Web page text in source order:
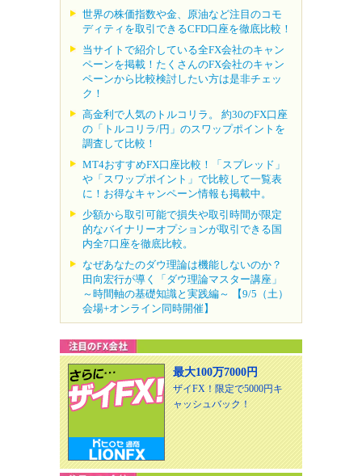
世界の株価指数や金、原油など注目のコモ
ディティを取引できるCFD口座を徹底比較！
当サイトで紹介している全FX会社のキャン
ペーンを掲載！たくさんのFX会社のキャン
ペーンから比較検討したい方は是非チェッ
ク！
高金利で人気のトルコリラ。 約30のFX口座
の「トルコリラ/円」のスワップポイントを
調査して比較！
MT4おすすめFX口座比較！「スプレッド」
や「スワップポイント」で比較して一覧表
に！お得なキャンペーン情報も掲載中。
少額から取引可能で損失や取引時間が限定
的なバイナリーオプションが取引できる国
内全7口座を徹底比較。
なぜあなたのダウ理論は機能しないのか？
田向宏行が導く「ダウ理論マスター講座」
～時間軸の基礎知識と実践編～ 【9/5（土）
会場+オンライン同時開催】
最大100万7000円
ザイFX！限定で5000円キ
ャッシュバック！